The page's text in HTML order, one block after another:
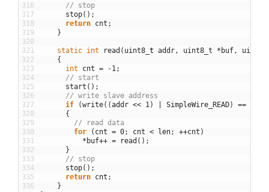
316
317
318
319
320
321
322
323
324
325
326
327
328
329
330
331
332
333
334
335
336
// stop
stop( ) ;
return cnt ;
}
static int read ( uint8 t addr, uint8_t * buf, uint8
{
int
cnt = -1;
// start
start ( ) ;
// write slave address
if
(write( (addr << 1) SimpleWire_READ) ==
{
// read data
for
( cnt = 0; cnt < len; ++cnt )
* buf++ = read ( ) ;
}
// stop
stop( ) ;
return cnt ;
}